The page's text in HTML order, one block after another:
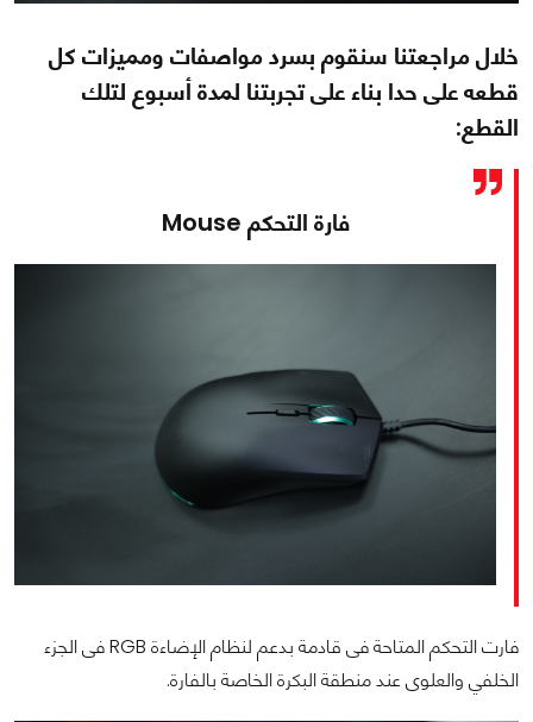
خلال مراجعتنا سنقوم بسرد مواصفات ومميزات كل
قطعه على حدا بناء على تجربتنا لمدة أسبوع لتلك
القطع:
فارة التحكم Mouse
فارت التحكم المتاحة فى قادمة بدعم لنظام الإضاءة RGB فى الجزء
الخلفي والعلوى عند منطقة البكرة الخاصة بالفارة.